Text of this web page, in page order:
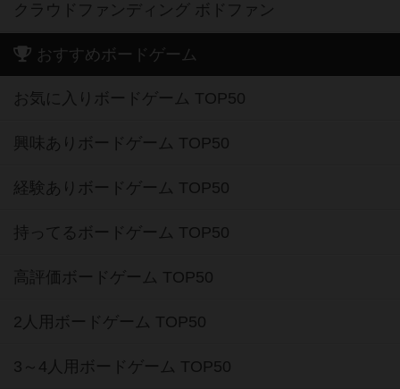
クラウドファンディング ボドファン
おすすめボードゲーム
お気に入りボードゲーム TOP50
興味ありボードゲーム TOP50
経験ありボードゲーム TOP50
持ってるボードゲーム TOP50
高評価ボードゲーム TOP50
2人用ボードゲーム TOP50
3～4人用ボードゲーム TOP50